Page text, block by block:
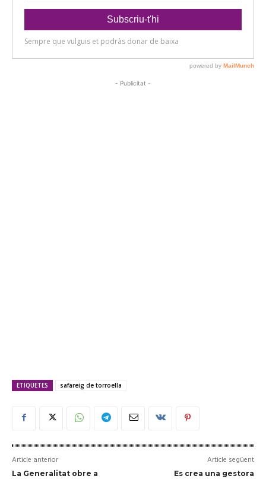
- Publicitat -
ETIQUETES safareig de torroella
Article anterior
La Generalitat obre a
Article següent
Es crea una gestora